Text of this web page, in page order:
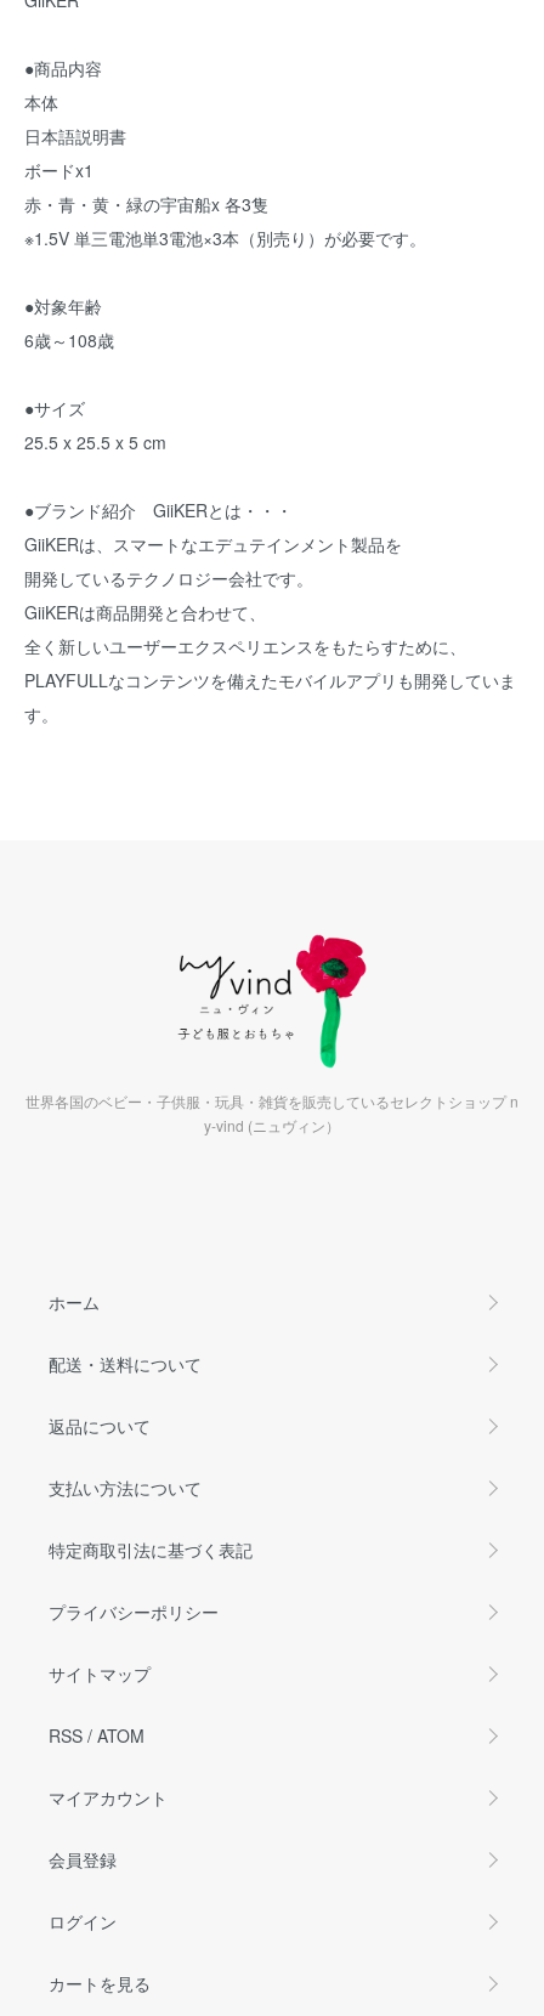
●商品内容
本体
日本語説明書
ボードx1
赤・青・黄・緑の宇宙船x 各3隻
※1.5V 単三電池単3電池×3本（別売り）が必要です。
●対象年齢
6歳～108歳
●サイズ
25.5 x 25.5 x 5 cm
●ブランド紹介 GiiKERとは・・・
GiiKERは、スマートなエデュテインメント製品を
開発しているテクノロジー会社です。
GiiKERは商品開発と合わせて、
全く新しいユーザーエクスペリエンスをもたらすために、
PLAYFULLなコンテンツを備えたモバイルアプリも開発していま
す。
世界各国のベビー・子供服・玩具・雑貨を販売しているセレクトショップ n
y-vind (ニュヴィン）
ホーム
配送・送料について
返品について
支払い方法について
特定商取引法に基づく表記
プライバシーポリシー
サイトマップ
RSS / ATOM
マイアカウント
会員登録
ログイン
カートを見る